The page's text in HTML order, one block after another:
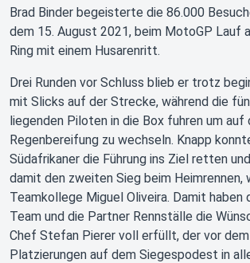
Brad Binder begeisterte die 86.000
dem 15. August 2021, beim MotoGP Lauf
Ring mit einem Husarenritt.
Drei Runden vor Schluss blieb er trotz
mit Slicks auf der Strecke, während die
liegenden Piloten in die Box fuhren um auf
Regenbereifung zu wechseln. Knapp
Südafrikaner die Führung ins Ziel retten
damit den zweiten Sieg beim Heimrennen,
Teamkollege Miguel Oliveira. Damit haben
Team und die Partner Rennställe die
Chef Stefan Pierer voll erfüllt, der vor dem
Platzierungen auf dem Siegespodest in